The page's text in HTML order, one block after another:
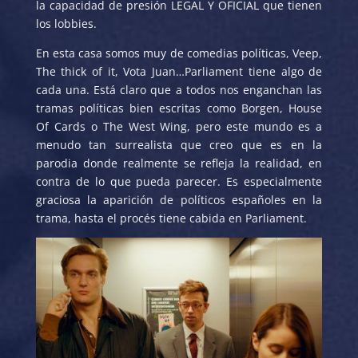
la capacidad de presión LEGAL Y OFICIAL que tienen
los lobbies.
En esta casa somos muy de comedias políticas, Veep,
The thick of it, Vota Juan…Parliament tiene algo de
cada una. Está claro que a todos nos enganchan las
tramas políticas bien escritas como Borgen, House
Of Cards o The West Wing, pero este mundo es a
menudo tan surrealista que creo que es en la
parodia donde realmente se refleja la realidad, en
contra de lo que pueda parecer. Es especialmente
graciosa la aparición de políticos españoles en la
trama, hasta el procés tiene cabida en Parliament.